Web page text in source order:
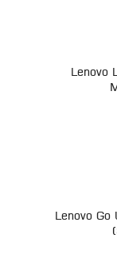
Lenovo
Lenovo Go